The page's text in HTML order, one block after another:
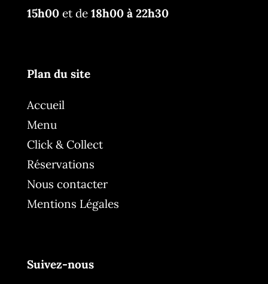
15h00 et de18h00 à 22h30
Plan du site
Accueil
Menu
Click & Collect
Réservations
Nous contacter
Mentions Légales
Suivez-nous